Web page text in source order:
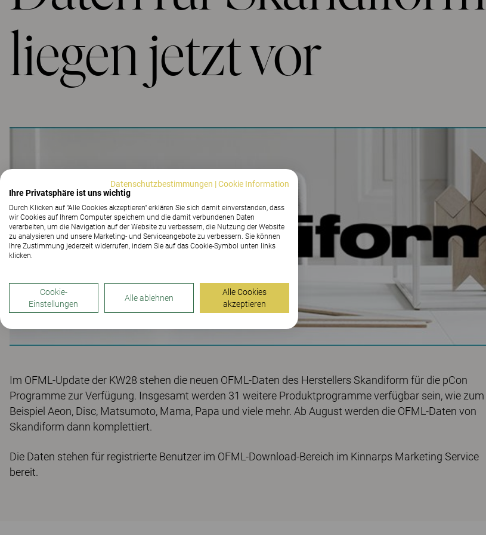
liegen jetzt vor
Im OFML-Update der KW28 stehen die neuen OFML-Daten des Herstellers Skandiform für die pCon
Programme zur Verfügung. Insgesamt werden 31 weitere Produktprogramme verfügbar sein, wie zum
Beispiel Aeon, Disc, Matsumoto, Mama, Papa und viele mehr. Ab August werden die OFML-Daten von
Skandiform dann komplettiert.
Die Daten stehen für registrierte Benutzer im OFML-Download-Bereich im Kinnarps Marketing Service
bereit.
Datenschutzbestimmungen |Cookie Information
Ihre Privatsphäre ist uns wichtig
Durch Klicken auf "Alle Cookies akzeptieren" erklären Sie sich damit einverstanden, dass
wir Cookies auf Ihrem Computer speichern und die damit verbundenen Daten
verarbeiten, um die Navigation auf der Website zu verbessern, die Nutzung der Website
zu analysieren und unsere Marketing- und Serviceangebote zu verbessern. Sie können
Ihre Zustimmung jederzeit widerrufen, indem Sie auf das Cookie-Symbol unten links
klicken.
Cookie-
Einstellungen
Alle ablehnen
Alle Cookies
akzeptieren